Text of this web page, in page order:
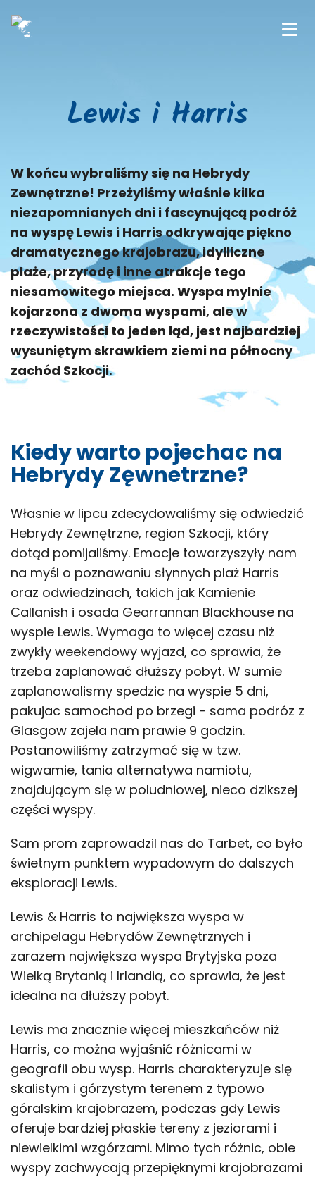
Lewis i Harris
W końcu wybraliśmy się na Hebrydy
Zewnętrzne! Przeżyliśmy właśnie kilka
niezapomnianych dni i fascynującą podróż
na wyspę Lewis i Harris odkrywając piękno
dramatycznego krajobrazu, idylliczne
plaże, przyrodę i inne atrakcje tego
niesamowitego miejsca. Wyspa mylnie
kojarzona z dwoma wyspami, ale w
rzeczywistości to jeden ląd, jest najbardziej
wysuniętym skrawkiem ziemi na północny
zachód Szkocji.
Kiedy warto pojechac na
Hebrydy Zęwnetrzne?
Własnie w lipcu zdecydowaliśmy się odwiedzić
Hebrydy Zewnętrzne, region Szkocji, który
dotąd pomijaliśmy. Emocje towarzyszyły nam
na myśl o poznawaniu słynnych plaż Harris
oraz odwiedzinach, takich jak Kamienie
Callanish i osada Gearrannan Blackhouse na
wyspie Lewis. Wymaga to więcej czasu niż
zwykły weekendowy wyjazd, co sprawia, że
trzeba zaplanować dłuższy pobyt. W sumie
zaplanowalismy spedzic na wyspie 5 dni,
pakujac samochod po brzegi - sama podróz z
Glasgow zajela nam prawie 9 godzin.
Postanowiliśmy zatrzymać się w tzw.
wigwamie, tania alternatywa namiotu,
znajdującym się w poludniowej, nieco dzikszej
części wyspy.
Sam prom zaprowadzil nas do Tarbet, co było
świetnym punktem wypadowym do dalszych
eksploracji Lewis.
Lewis & Harris to największa wyspa w
archipelagu Hebrydów Zewnętrznych i
zarazem największa wyspa Brytyjska poza
Wielką Brytanią i Irlandią, co sprawia, że jest
idealna na dłuższy pobyt.
Lewis ma znacznie więcej mieszkańców niż
Harris, co można wyjaśnić różnicami w
geografii obu wysp. Harris charakteryzuje się
skalistym i górzystym terenem z typowo
góralskim krajobrazem, podczas gdy Lewis
oferuje bardziej płaskie tereny z jeziorami i
niewielkimi wzgórzami. Mimo tych różnic, obie
wyspy zachwycają przepięknymi krajobrazami